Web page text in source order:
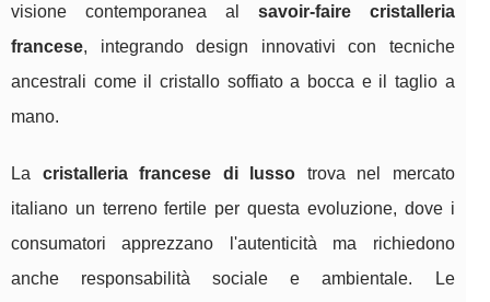
visione contemporanea al savoir-faire cristalleria
francese, integrando design innovativi con tecniche
ancestrali come il cristallo soffiato a bocca e il taglio a
mano.
La cristalleria francese di lusso trova nel mercato
italiano un terreno fertile per questa evoluzione, dove i
consumatori apprezzano l'autenticità ma richiedono
anche responsabilità sociale e ambientale. Le